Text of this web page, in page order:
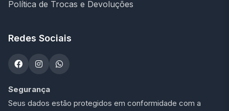
Política de Trocas e Devoluções
Redes Sociais
Segurança
Seus dados estão protegidos em conformidade com a